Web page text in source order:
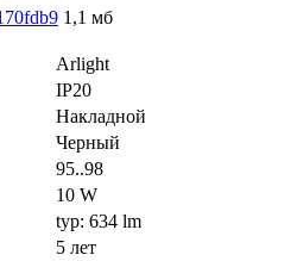
1,1 мб
Arlight
IP20
Накладной
Черный
95..98
10 W
typ: 634 lm
5 лет